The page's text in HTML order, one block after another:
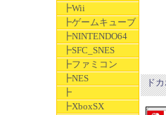
┣Wii
┣ゲームキューブ
┣NINTENDO64
┣SFC_SNES
┣ファミコン
┣NES
┣
┣XboxSX
ド